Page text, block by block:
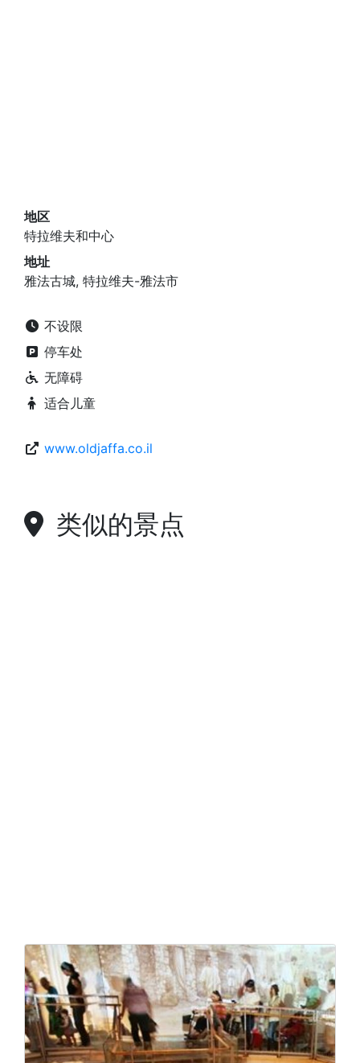
地区
特拉维夫和中心
地址
雅法古城, 特拉维夫-雅法市
不设限
停车处
无障碍
适合儿童
www.oldjaffa.co.il
类似的景点